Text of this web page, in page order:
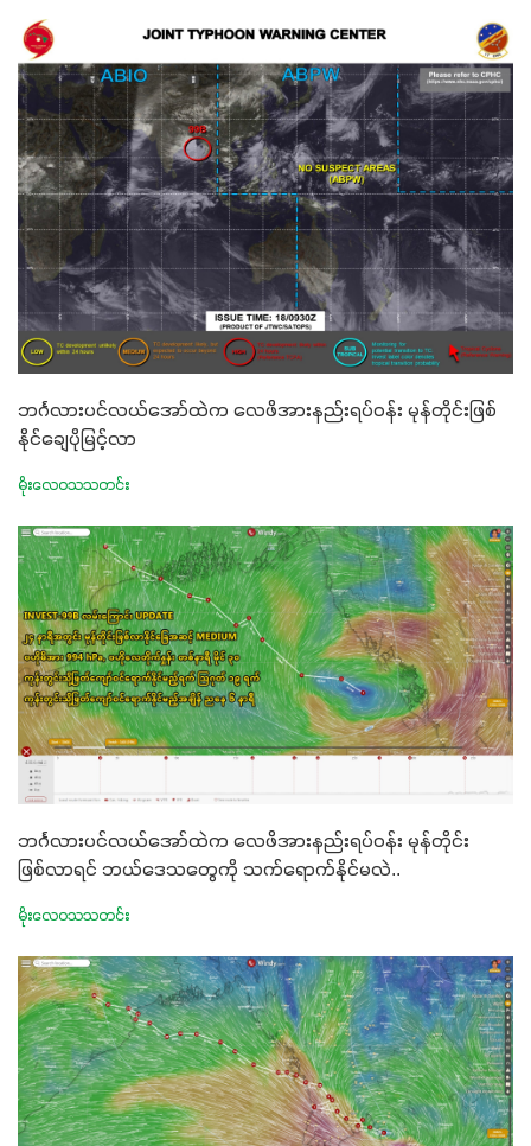
ဘင်္ဂလားပင်လယ်အော်ထဲက လေဖိအားနည်းရပ်ဝန်း မုန်တိုင်းဖြစ်
နိုင်ချေပိုမြင့်လာ
မိုးလေဝသသတင်း
ဘင်္ဂလားပင်လယ်အော်ထဲက လေဖိအားနည်းရပ်ဝန်း မုန်တိုင်း
ဖြစ်လာရင် ဘယ်ဒေသတွေကို သက်ရောက်နိုင်မလဲ..
မိုးလေဝသသတင်း